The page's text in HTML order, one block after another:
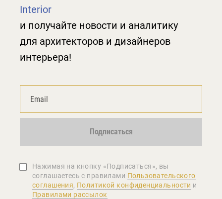
Interior
и получайте новости и аналитику
для архитекторов и дизайнеров
интерьера!
Подписаться
Нажимая на кнопку «Подписаться», вы
соглашаетеcь с правилами Пользовательского
соглашения, Политикой конфиденциальности и
Правилами рассылок